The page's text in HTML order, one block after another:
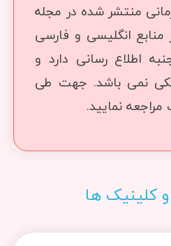
منتشر شده در مجله
منابع انگلیسی و فارسی
اطلاع رسانی دارد و
نمی باشد. جهت طی
نمایید.
کلینیک ها